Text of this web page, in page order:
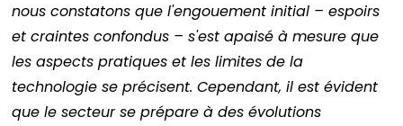
nous constatons que l'engouement initial – espoirs
et craintes confondus – s'est apaisé à mesure que
les aspects pratiques et les limites de la
technologie se précisent. Cependant, il est évident
que le secteur se prépare à des évolutions